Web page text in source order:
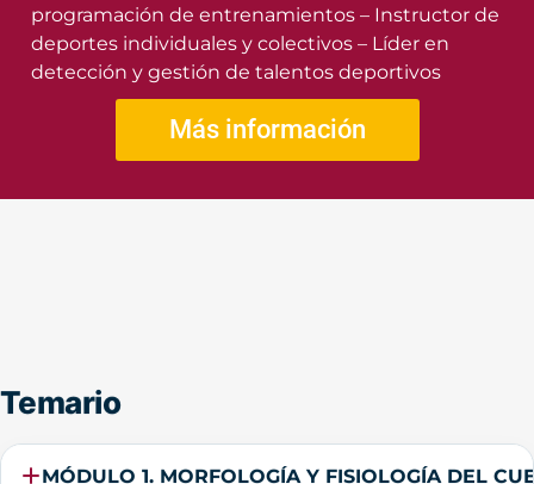
programación de entrenamientos – Instructor de
deportes individuales y colectivos – Líder en
detección y gestión de talentos deportivos
Más información
Temario
MÓDULO 1. MORFOLOGÍA Y